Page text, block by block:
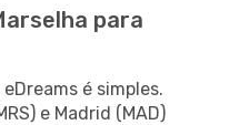
para
é simples.
e Madrid (MAD)